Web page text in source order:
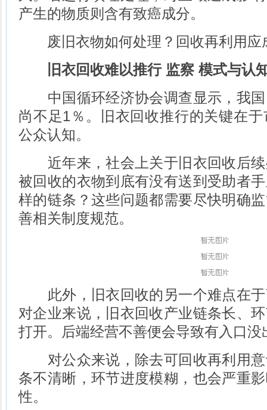
产生的物质则含有致癌成分。
废旧衣物如何处理？回收再利用应
旧衣回收难以推行 监察 模式与认
中国循环经济协会调查显示，我国
尚不足1％。旧衣回收推行的关键在
公众认知。
近年来，社会上关于旧衣回收后续
被回收的衣物到底有没有送到受助者
样的链条？这些问题都需要尽快明确
善相关制度规范。
此外，旧衣回收的另一个难点在于
对企业来说，旧衣回收产业链条长、
打开。后端经营不善便会导致有入口
对公众来说，除去可回收再利用意
条不清晰，环节进度模糊，也会严重
性。